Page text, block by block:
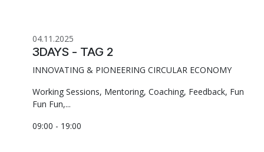
04.11.2025
3DAYS - TAG 2
INNOVATING & PIONEERING CIRCULAR ECONOMY
Working Sessions, Mentoring, Coaching, Feedback, Fun
Fun Fun,...
09:00 - 19:00